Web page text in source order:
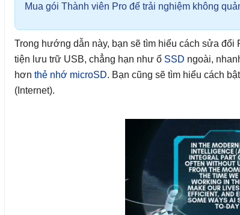
Mua gói Thành viên Pro để trải nghiệm không
Trong hướng dẫn này, bạn sẽ tìm hiểu cách sửa
tiện lưu trữ USB, chẳng hạn như ổ SSD ngoài,
hơn thẻ nhớ microSD. Bạn cũng sẽ tìm hiểu cách
(Internet).